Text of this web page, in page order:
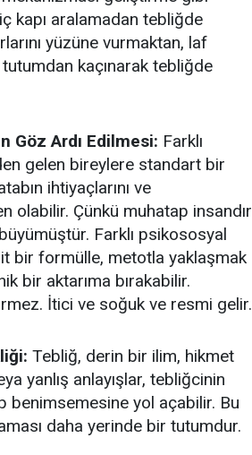
kapı aralamadan tebliğde
yüzüne vurmaktan, laf
tutumdan kaçınarak tebliğde
Göz Ardı Edilmesi: Farklı
gelen bireylere standart bir
ihtiyaçlarını ve
olabilir. Çünkü muhatap insandır
Farklı psikososyal
bir formülle, metotla yaklaşmak
bir aktarıma bırakabilir.
İtici ve soğuk ve resmi gelir.
Tebliğ, derin bir ilim, hikmet
yanlış anlayışlar, tebliğcinin
benimsemesine yol açabilir. Bu
daha yerinde bir tutumdur.